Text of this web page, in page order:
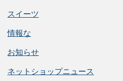
スイーツ
情報な
お知らせ
ネットショップニュース